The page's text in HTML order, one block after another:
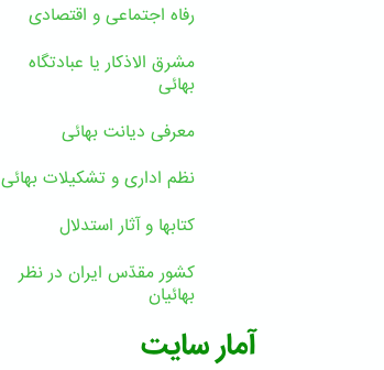
رفاه اجتماعی و اقتصادی
مشرق الاذکار یا عبادتگاه
بهائی
معرفی دیانت بهائی
نظم اداری و تشکیلات بهائی
کتابها و آثار استدلال
کشور مقدّس ایران در نظر
بهائیان
آمار سایت